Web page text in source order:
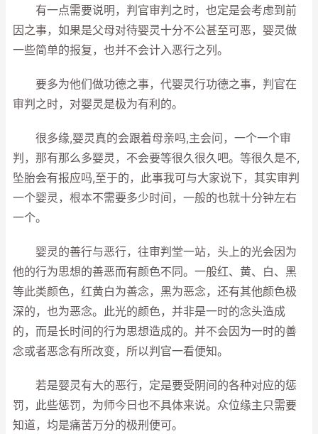
有一点需要说明，判官审判之时，也定是会考虑到前
因之事，如果是父母对待婴灵十分不公甚至可恶，婴灵做
一些简单的报复，也并不会计入恶行之列。
要多为他们做功德之事，代婴灵行功德之事，判官在
审判之时，对婴灵是极为有利的。
很多缘,婴灵真的会跟着母亲吗,主会问，一个一个审
判，那有那么多婴灵，不会要等很久很久吧。等很久是不,
坠胎会有报应吗,至于的，此事我可与大家说下，其实审判
一个婴灵，根本不需要多少时间，一般的也就十分钟左右
一个。
婴灵的善行与恶行，往审判堂一站，头上的光会因为
他的行为思想的善恶而有颜色不同。一般红、黄、白、黑
等此类颜色，红黄白为善念，黑为恶念，还有其他颜色极
深的，也为恶念。此光的颜色，并非是一时的念头造成
的，而是长时间的行为思想造成的。并不会因为一时的善
念或者恶念有所改变，所以判官一看便知。
若是婴灵有大的恶行，定是要受阴间的各种对应的惩
罚，此些惩罚，为师今日也不具体来说。众位缘主只需要
知道，均是痛苦万分的极刑便可。